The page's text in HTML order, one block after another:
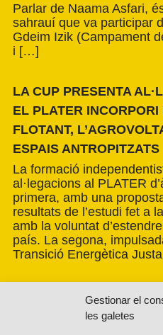
Gestionar el
les galetes
Parlar de Naama Asfari,
sahrauí que va participar
Gdeim Izik (Campament
i […]
LA CUP PRESENTA
EL PLATER
FLOTANT,
ESPAIS ANTROPITZATS
La formació
al·legacions al PLATER
primera, amb una
resultats de l’estudi fet a
amb la voluntat
país. La segona,
Transició Energètica